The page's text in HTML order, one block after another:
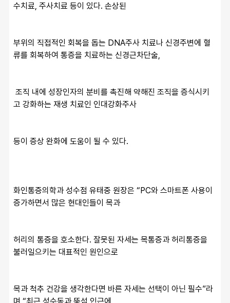
수치료, 주사치료 등이 있다. 손상된
부위의 직접적인 회복을 돕는 DNA주사 치료나 신경주변에 혈
류를 회복하여 통증을 치료하는 신경근차단술,
조직 내에 성장인자의 분비를 촉진해 약해진 조직을 증식시키
고 강화하는 재생 치료인 인대강화주사
등이 증상 완화에 도움이 될 수 있다.
화인통증의학과 성수점 유태중 원장은 “PC와 스마트폰 사용이
증가하면서 많은 현대인들이 목과
허리의 통증을 호소한다. 잘못된 자세는 목통증과 허리통증을
불러일으키는 대표적인 원인으로
목과 척추 건강을 생각한다면 바른 자세는 선택이 아닌 필수”라
며 “최근 성수동과 뚝섬 인근에